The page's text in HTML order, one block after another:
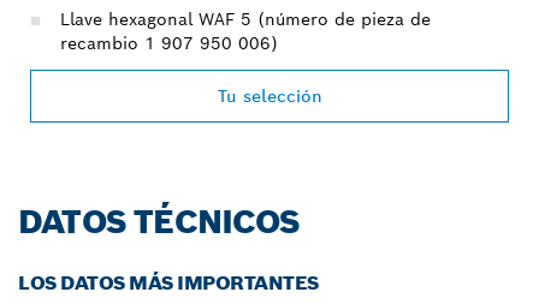
Llave hexagonal WAF 5 (número de pieza de
recambio 1 907 950 006)
Tu selección
DATOS TÉCNICOS
LOS DATOS MÁS IMPORTANTES